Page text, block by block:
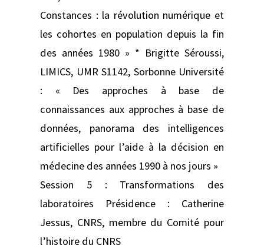
Constances : la révolution numérique et
les cohortes en population depuis la fin
des années 1980 » * Brigitte Séroussi,
LIMICS, UMR S1142, Sorbonne Université
: « Des approches à base de
connaissances aux approches à base de
données, panorama des intelligences
artificielles pour l’aide à la décision en
médecine des années 1990 à nos jours »
Session 5 : Transformations des
laboratoires Présidence : Catherine
Jessus, CNRS, membre du Comité pour
l’histoire du CNRS